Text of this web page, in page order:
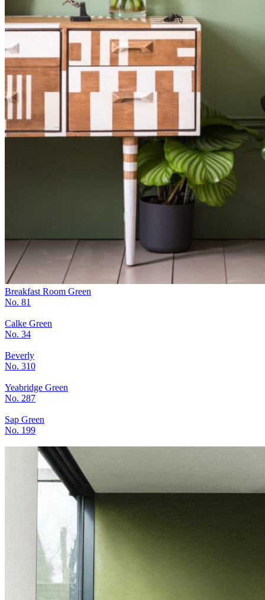
Breakfast Room Green
No. 81
Calke Green
No. 34
Beverly
No. 310
Yeabridge Green
No. 287
Sap Green
No. 199